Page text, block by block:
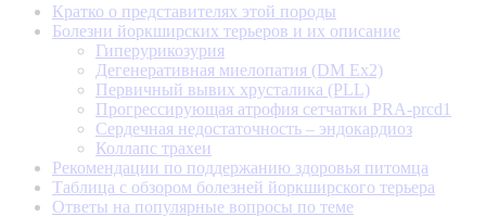
Кратко о представителях этой породы
Болезни йоркширских терьеров и их описание
Гиперурикозурия
Дегенеративная миелопатия (DM Ex2)
Первичный вывих хрусталика (PLL)
Прогрессирующая атрофия сетчатки PRA-prcd1
Сердечная недостаточность – эндокардиоз
Коллапс трахеи
Рекомендации по поддержанию здоровья питомца
Таблица с обзором болезней йоркширского терьера
Ответы на популярные вопросы по теме